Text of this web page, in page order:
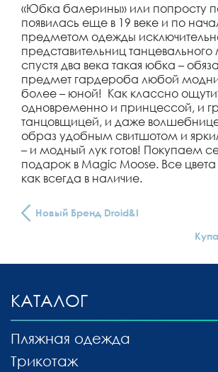
«Юбка балерины» или попросту
появилась еще в 19 веке и по
предметом одежды
представительниц
спустя два века такая юбка –
предмет гардероба любой
более – юной! Как классно
одновременно и принцессой, и
танцовщицей, и даже
образ удобным свитшотом и
– и модный лук готов! Покупаем
подарок в Magic Moose. Все
как всегда в наличие.
Новый Бренд Droid&I
КАТАЛОГ
Пляжная одежда
Трикотаж